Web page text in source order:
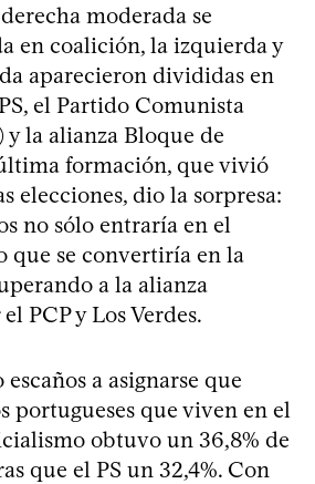
moderada se
en coalición, la izquierda y
aparecieron divididas en
el Partido Comunista
y la alianza Bloque de
formación, que vivió
elecciones, dio la sorpresa:
no sólo entraría en el
que se convertiría en la
a la alianza
PCP y Los Verdes.
a asignarse que
portugueses que viven en el
obtuvo un 36,8% de
que el PS un 32,4%. Con